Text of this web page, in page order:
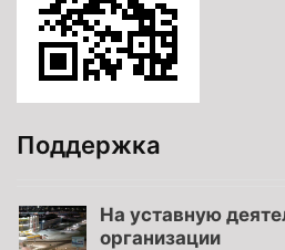
Поддержка
На уставную
организации